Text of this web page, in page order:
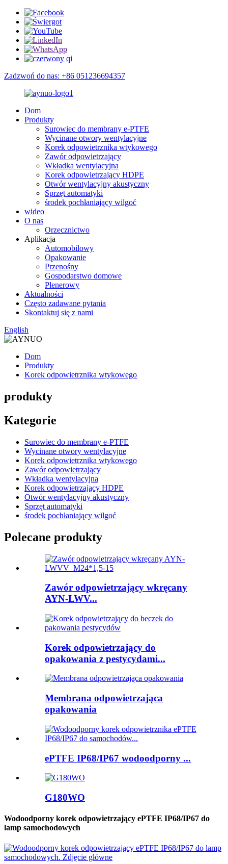
Zadzwoń do nas: +86 051236694357
Dom
Produkty
Surowiec do membrany e-PTFE
Wycinane otwory wentylacyjne
Korek odpowietrznika wtykowego
Zawór odpowietrzający
Wkładka wentylacyjna
Korek odpowietrzający HDPE
Otwór wentylacyjny akustyczny
Sprzęt automatyki
środek pochłaniający wilgoć
wideo
O nas
Orzecznictwo
Aplikacja
Automobilowy
Opakowanie
Przenośny
Gospodarstwo domowe
Plenerowy
Aktualności
Często zadawane pytania
Skontaktuj się z nami
English
Dom
Produkty
Korek odpowietrznika wtykowego
produkty
Kategorie
Surowiec do membrany e-PTFE
Wycinane otwory wentylacyjne
Korek odpowietrznika wtykowego
Zawór odpowietrzający
Wkładka wentylacyjna
Korek odpowietrzający HDPE
Otwór wentylacyjny akustyczny
Sprzęt automatyki
środek pochłaniający wilgoć
Polecane produkty
Zawór odpowietrzający wkręcany
AYN-LWV...
Korek odpowietrzający do
opakowania z pestycydami...
Membrana odpowietrzająca
opakowania
ePTFE IP68/IP67 wodoodporny ...
G180WO
Wodoodporny korek odpowietrzający ePTFE IP68/IP67 do
lamp samochodowych